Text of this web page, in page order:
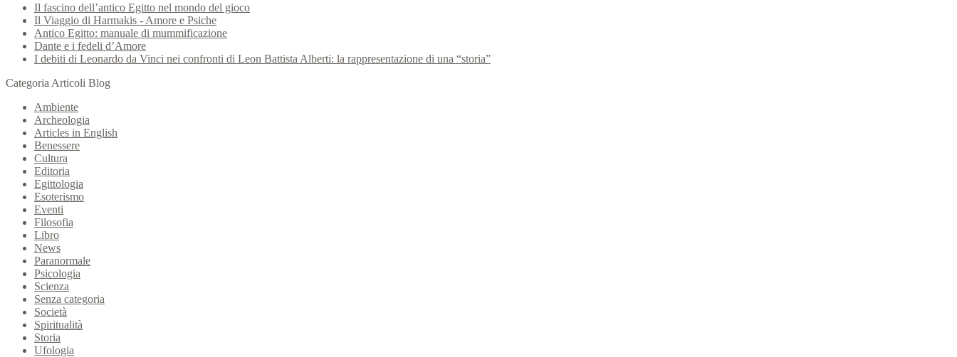
Il fascino dell’antico Egitto nel mondo del gioco
Il Viaggio di Harmakis - Amore e Psiche
Antico Egitto: manuale di mummificazione
Dante e i fedeli d’Amore
I debiti di Leonardo da Vinci nei confronti di Leon Battista Alberti: la rappresentazione di una “storia”
Categoria Articoli Blog
Ambiente
Archeologia
Articles in English
Benessere
Cultura
Editoria
Egittologia
Esoterismo
Eventi
Filosofia
Libro
News
Paranormale
Psicologia
Scienza
Senza categoria
Società
Spiritualità
Storia
Ufologia